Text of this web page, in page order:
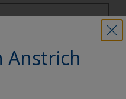
Details